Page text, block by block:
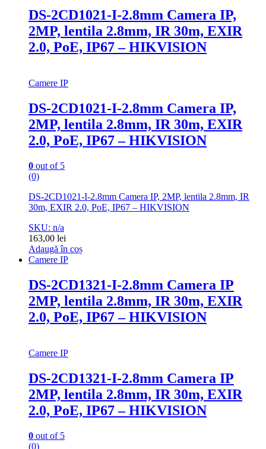
DS-2CD1021-I-2.8mm Camera IP,
2MP, lentila 2.8mm, IR 30m, EXIR
2.0, PoE, IP67 – HIKVISION
Camere IP
DS-2CD1021-I-2.8mm Camera IP,
2MP, lentila 2.8mm, IR 30m, EXIR
2.0, PoE, IP67 – HIKVISION
0 out of 5
(0)
DS-2CD1021-I-2.8mm Camera IP, 2MP, lentila 2.8mm, IR
30m, EXIR 2.0, PoE, IP67 – HIKVISION
SKU: n/a
163,00 lei
Adaugă în coș
Camere IP
DS-2CD1321-I-2.8mm Camera IP
2MP, lentila 2.8mm, IR 30m, EXIR
2.0, PoE, IP67 – HIKVISION
Camere IP
DS-2CD1321-I-2.8mm Camera IP
2MP, lentila 2.8mm, IR 30m, EXIR
2.0, PoE, IP67 – HIKVISION
0 out of 5
(0)